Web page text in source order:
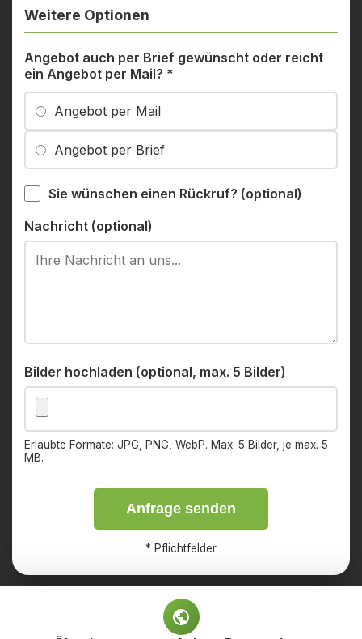
Weitere Optionen
Angebot auch per Brief gewünscht oder reicht
ein Angebot per Mail? *
Angebot per Mail
Angebot per Brief
Sie wünschen einen Rückruf? (optional)
Nachricht (optional)
Bilder hochladen (optional, max. 5 Bilder)
Erlaubte Formate: JPG, PNG, WebP. Max. 5 Bilder, je max. 5
MB.
Anfrage senden
* Pflichtfelder